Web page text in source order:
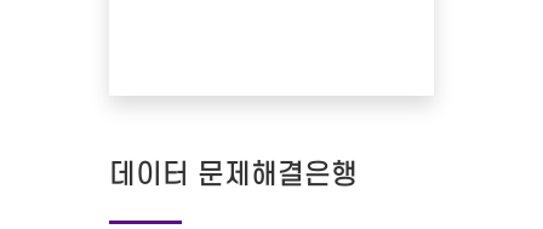
데이터 문제해결은행